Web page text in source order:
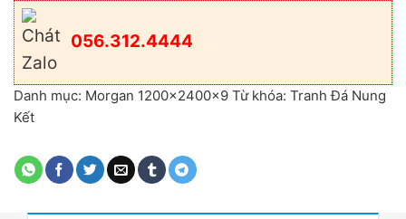
056.312.4444
Danh mục: Morgan 1200x2400x9 Từ khóa: Tranh Đá Nung
Kết